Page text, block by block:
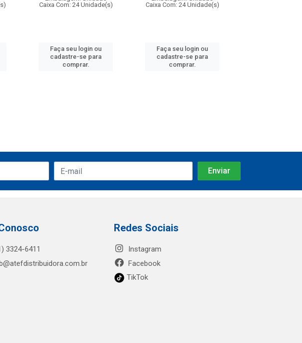
Caixa Com: 24 Unidade(s)
Faça seu login ou
cadastre-se para
comprar.
Caixa Com: 24 Unidade(s)
Faça seu login ou
cadastre-se para
comprar.
3324-6411
Redes Sociais
Instagram
Facebook
TikTok